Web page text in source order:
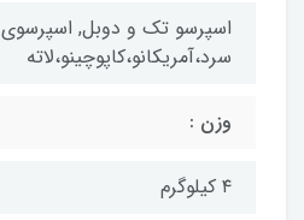
اسپرسو تك و دوبل, اسپرسوى
سرد،آمريكانو،كاپوچینو،لاته
وزن :
۴ کیلوگرم